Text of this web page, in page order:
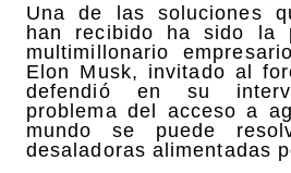
Una de las soluciones
han recibido ha sido la
multimillonario
Elon Musk, invitado al
defendió en su
problema del acceso a
mundo se puede
desaladoras alimentadas